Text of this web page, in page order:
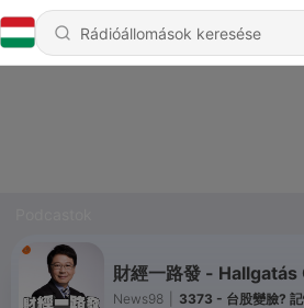
財經一路發 - Hallgatás
News98 3373 - 台股變臉?